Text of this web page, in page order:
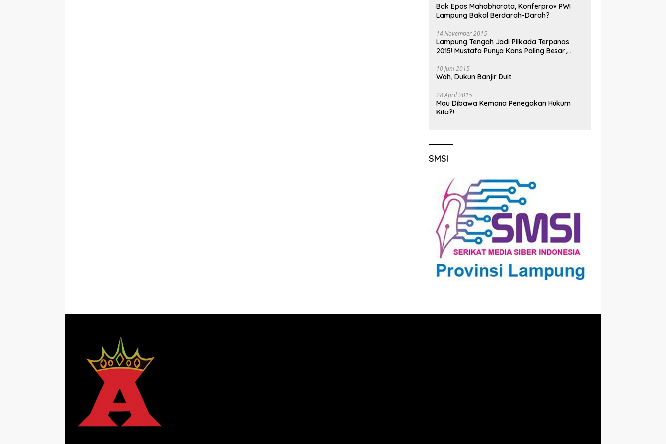
Bak Epos Mahabharata, Konferprov PWI
Lampung Bakal Berdarah-Darah?
14 November 2015
Lampung Tengah Jadi Pilkada Terpanas
2015! Mustafa Punya Kans Paling Besar,
10 Juni 2015
Wah, Dukun Banjir Duit
28 April 2015
Mau Dibawa Kemana Penegakan Hukum
Kita?!
SMSI